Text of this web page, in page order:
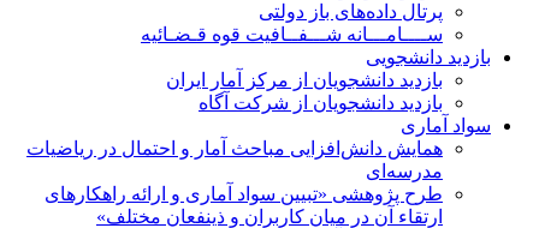
پرتال داده‌های باز دولتی
ســــامـــانه شـــفــافیت قوه قـضـائیه
بازدید دانشجویی
بازدید دانشجویان از مرکز آمار ایران
بازدید دانشجویان از شرکت آگاه
سواد آماری
همایش دانش‌افزایی مباحث آمار و احتمال در ریاضیات
مدرسه‌ای
طرح پژوهشی «تبیین سواد آماری و ارائه راهکارهای
ارتقاء آن در میان کاربران و ذینفعان مختلف»